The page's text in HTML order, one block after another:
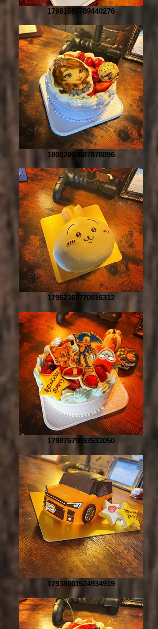
17981585789440276
18002000887878896
17962368770016312
17987579893533050
17938001524934919